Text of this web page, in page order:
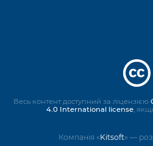
Компанія «Kitsoft» —
Весь контент доступний за ліцензією
4.0 International license,